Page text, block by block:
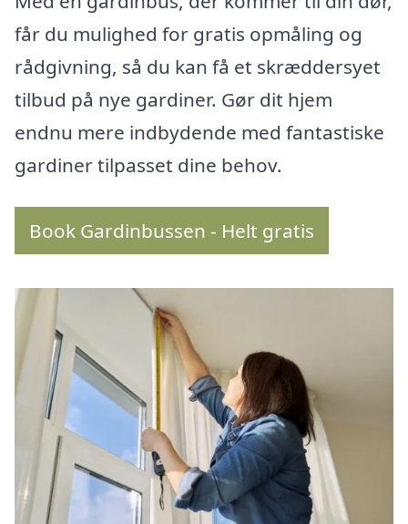
får du mulighed for gratis opmåling og
rådgivning, så du kan få et skræddersyet
tilbud på nye gardiner. Gør dit hjem
endnu mere indbydende med fantastiske
gardiner tilpasset dine behov.
Book Gardinbussen - Helt gratis